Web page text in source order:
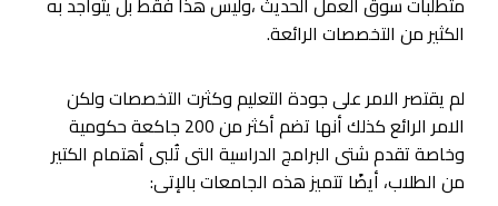
الكثير من التخصصات الرائعة.
لم يقتصر الامر على جودة التعليم وكثرت التخصصات ولكن
الامر الرائع كذلك أنها تضم أكثر من 200 جاكعة حكومية
وخاصة تقدم شتى البرامج الدراسية التى تُلبى أهتمام الكتير
من الطلاب، أيضًا تتميز هذه الجامعات بالإتى: